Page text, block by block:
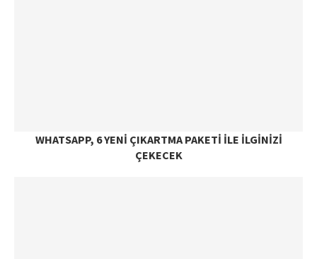
WHATSAPP, 6 YENI ÇIKARTMA PAKETI ILE ILGINIZI
ÇEKECEK